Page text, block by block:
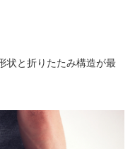
状と折りたたみ構造が最